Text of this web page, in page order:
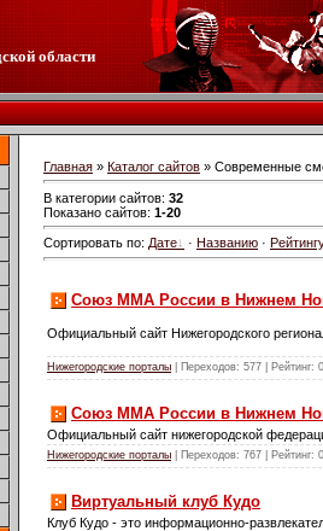
области
Главная » Каталог сайтов » Современные
В категории сайтов: 32
Показано сайтов: 1-20
Сортировать по: Дате · Названию ·
Союз MMA России в Нижнем
Официальный сайт Нижегородского
Нижегородские порталы | Переходов: 577 | Рейтинг:
Союз MMA России в Нижнем
Официальный сайт нижегородской
Нижегородские порталы | Переходов: 767 | Рейтинг:
Виртуальный клуб Кудо
Клуб Кудо - это информационно-